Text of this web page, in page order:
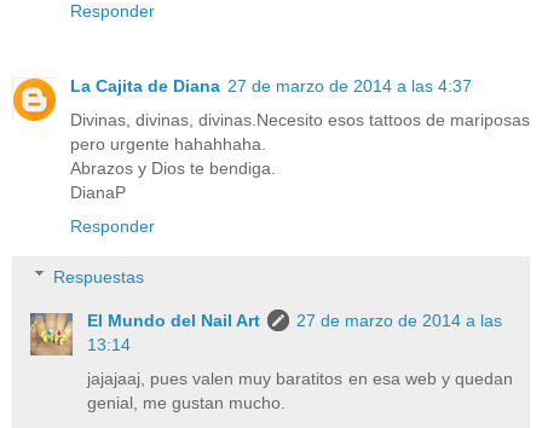
Responder
La Cajita de Diana 27 de marzo de 2014 a las 4:37
Divinas, divinas, divinas.Necesito esos tattoos de mariposas
pero urgente hahahhaha.
Abrazos y Dios te bendiga.
DianaP
Responder
Respuestas
El Mundo del Nail Art
27 de marzo de 2014 a las
13:14
jajajaaj, pues valen muy baratitos en esa web y quedan
genial, me gustan mucho.